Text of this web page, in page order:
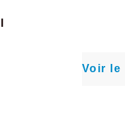
Voir le